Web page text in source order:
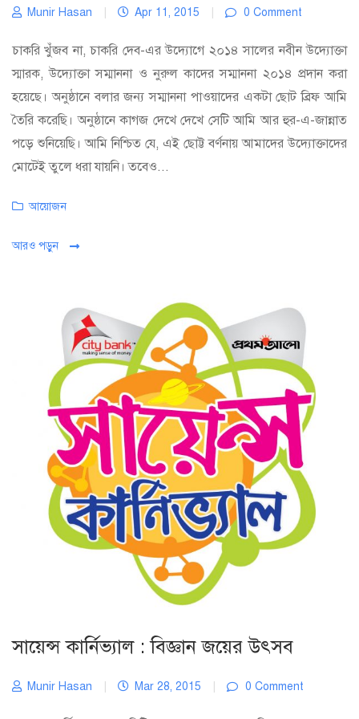
Munir Hasan Apr 11, 2015 0 Comment
চাকরি খুঁজব না, চাকরি দেব-এর উদ্যোগে ২০১৪ সালের নবীন উদ্যোক্তা
স্মারক, উদ্যোক্তা সম্মাননা ও নুরুল কাদের সম্মাননা ২০১৪ প্রদান করা
হয়েছে। অনুষ্ঠানে বলার জন্য সম্মাননা পাওয়াদের একটা ছোট ব্রিফ আমি
তৈরি করেছি। অনুষ্ঠানে কাগজ দেখে দেখে সেটি আমি আর হুর-এ-জান্নাত
পড়ে শুনিয়েছি। আমি নিশ্চিত যে, এই ছোট্ট বর্ণনায় আমাদের উদ্যোক্তাদের
মোটেই তুলে ধরা যায়নি। তবেও...
Categories
আয়োজন
আরও পড়ুন
সায়েন্স কার্নিভ্যাল : বিজ্ঞান জয়ের উৎসব
Munir Hasan Mar 28, 2015 0 Comment